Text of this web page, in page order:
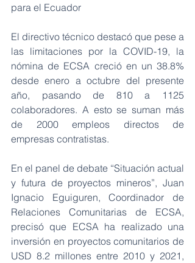
para el Ecuador
El directivo técnico destacó que pese a
las limitaciones por la COVID-19, la
nómina de ECSA creció en un 38.8%
desde enero a octubre del presente
año, pasando de 810 a 1125
colaboradores. A esto se suman más
de 2000 empleos directos de
empresas contratistas.
En el panel de debate “Situación actual
y futura de proyectos mineros”, Juan
Ignacio Eguiguren, Coordinador de
Relaciones Comunitarias de ECSA,
precisó que ECSA ha realizado una
inversión en proyectos comunitarios de
USD 8.2 millones entre 2010 y 2021,